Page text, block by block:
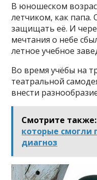
В юношеском
летчиком, как папа.
защищать её. И
мечтания о небе
летное учебное
Во время учёбы на
театральной
внести
Смотрите также:
которые смогли
диагноз